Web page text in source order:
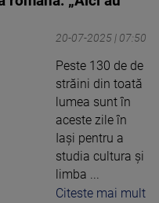
20-07-2025 | 07:50
Peste 130 de de
străini din toată
lumea sunt în
aceste zile în
Iași pentru a
studia cultura și
limba ...
Citeste mai mult